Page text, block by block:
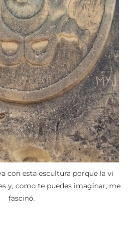
con esta escultura porque la vi
y, como te puedes imaginar, me
fascinó.